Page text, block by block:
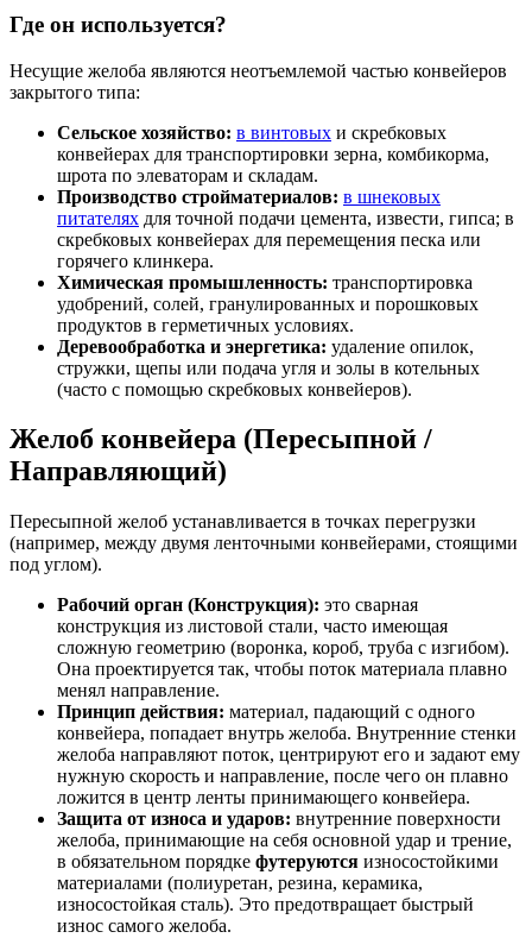
Где он используется?
Несущие желоба являются неотъемлемой частью конвейеров
закрытого типа:
Сельское хозяйство: в винтовых и скребковых
конвейерах для транспортировки зерна, комбикорма,
шрота по элеваторам и складам.
Производство стройматериалов: в шнековых
питателях для точной подачи цемента, извести, гипса; в
скребковых конвейерах для перемещения песка или
горячего клинкера.
Химическая промышленность: транспортировка
удобрений, солей, гранулированных и порошковых
продуктов в герметичных условиях.
Деревообработка и энергетика: удаление опилок,
стружки, щепы или подача угля и золы в котельных
(часто с помощью скребковых конвейеров).
Желоб конвейера (Пересыпной /
Направляющий)
Пересыпной желоб устанавливается в точках перегрузки
(например, между двумя ленточными конвейерами, стоящими
под углом).
Рабочий орган (Конструкция): это сварная
конструкция из листовой стали, часто имеющая
сложную геометрию (воронка, короб, труба с изгибом).
Она проектируется так, чтобы поток материала плавно
менял направление.
Принцип действия: материал, падающий с одного
конвейера, попадает внутрь желоба. Внутренние стенки
желоба направляют поток, центрируют его и задают ему
нужную скорость и направление, после чего он плавно
ложится в центр ленты принимающего конвейера.
Защита от износа и ударов: внутренние поверхности
желоба, принимающие на себя основной удар и трение,
в обязательном порядке футеруются износостойкими
материалами (полиуретан, резина, керамика,
износостойкая сталь). Это предотвращает быстрый
износ самого желоба.